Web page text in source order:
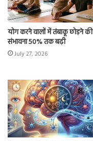
योग करने वालों में तंबाकू छोड़ने की
संभावना 50% तक बढ़ी
July 27, 2026